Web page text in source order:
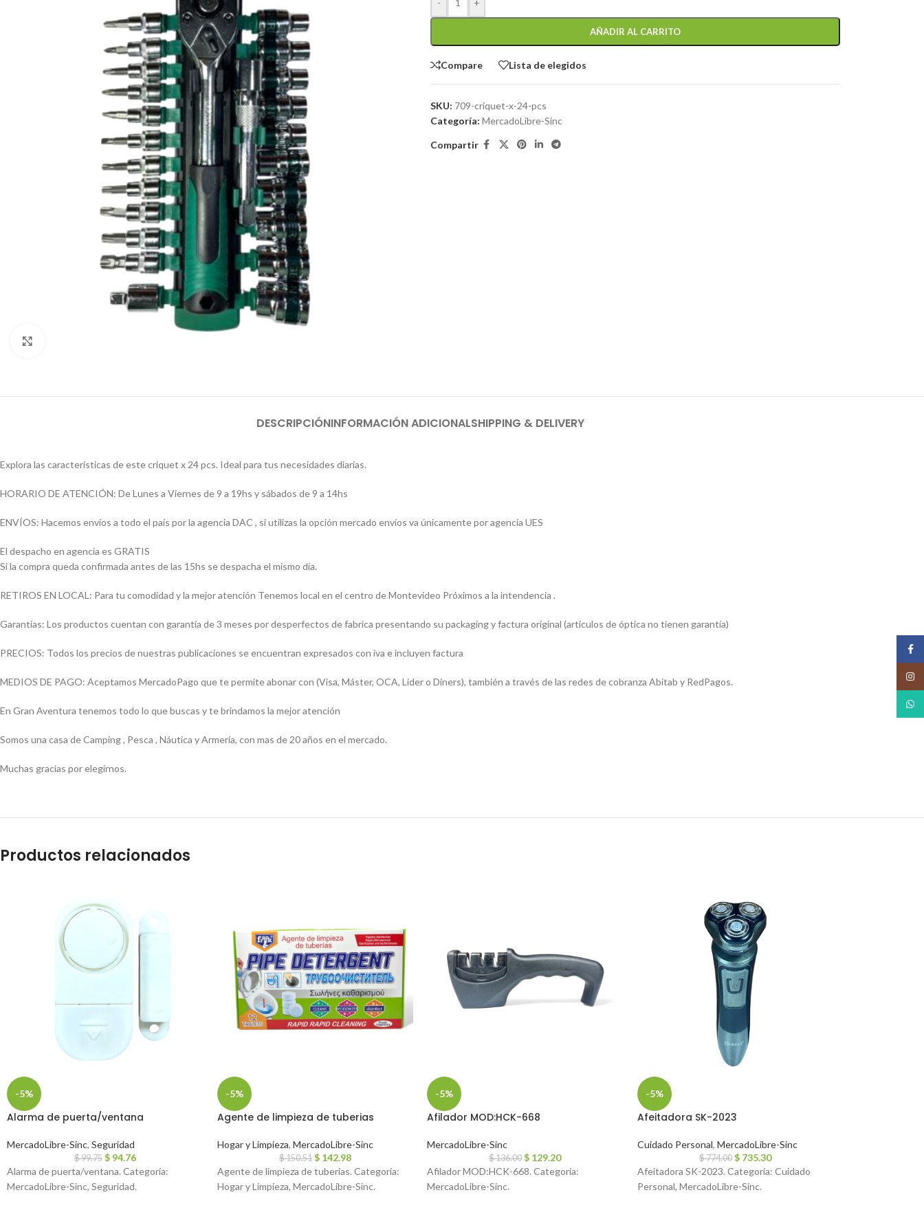
- +
AÑADIR AL CARRITO
Compare Lista de elegidos
SKU: 709-criquet-x-24-pcs
Categoría: MercadoLibre-Sinc
Compartir
DESCRIPCIÓNINFORMACIÓN ADICIONALSHIPPING & DELIVERY
Explora las características de este criquet x 24 pcs. Ideal para tus necesidades diarias.
HORARIO DE ATENCIÓN: De Lunes a Viernes de 9 a 19hs y sábados de 9 a 14hs
ENVÍOS: Hacemos envíos a todo el país por la agencia DAC , si utilizas la opción mercado envíos va únicamente por agencia UES
El despacho en agencia es GRATIS
Si la compra queda confirmada antes de las 15hs se despacha el mismo día.
RETIROS EN LOCAL: Para tu comodidad y la mejor atención Tenemos local en el centro de Montevideo Próximos a la intendencia .
Garantías: Los productos cuentan con garantía de 3 meses por desperfectos de fabrica presentando su packaging y factura original (artículos de óptica no tienen garantía)
PRECIOS: Todos los precios de nuestras publicaciones se encuentran expresados con iva e incluyen factura
MEDIOS DE PAGO: Aceptamos MercadoPago que te permite abonar con (Visa, Máster, OCA, Lider o Diners), también a través de las redes de cobranza Abitab y RedPagos.
En Gran Aventura tenemos todo lo que buscas y te brindamos la mejor atención
Somos una casa de Camping , Pesca , Náutica y Armería, con mas de 20 años en el mercado.
Muchas gracias por elegirnos.
Productos relacionados
-5%
Alarma de puerta/ventana
MercadoLibre-Sinc, Seguridad
$99.75 $ 94.76
Alarma de puerta/ventana. Categoría:
MercadoLibre-Sinc, Seguridad.
-5%
Agente de limpieza de tuberias
Hogar y Limpieza, MercadoLibre-Sinc
$150.51 $ 142.98
Agente de limpieza de tuberias. Categoría:
Hogar y Limpieza, MercadoLibre-Sinc.
-5%
Afilador MOD:HCK-668
MercadoLibre-Sinc
$136.00 $ 129.20
Afilador MOD:HCK-668. Categoría:
MercadoLibre-Sinc.
-5%
Afeitadora SK-2023
Cuidado Personal, MercadoLibre-Sinc
$774.00 $ 735.30
Afeitadora SK-2023. Categoría: Cuidado
Personal, MercadoLibre-Sinc.